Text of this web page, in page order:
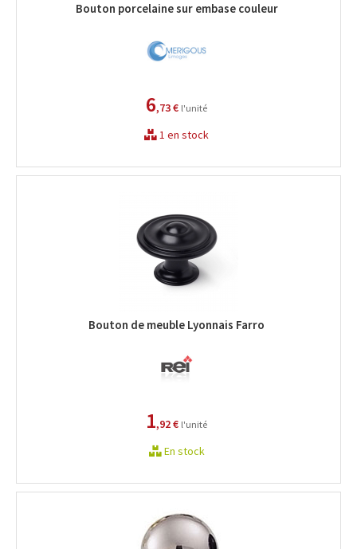
Bouton porcelaine sur embase couleur
6,73 € l'unité
1 en stock
Bouton de meuble Lyonnais Farro
1,92 € l'unité
En stock